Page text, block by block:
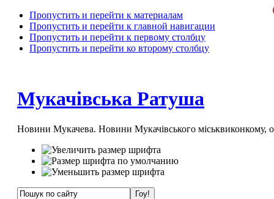
Пропустить и перейти к материалам
Пропустить и перейти к главной навигации
Пропустить и перейти к первому столбцу
Пропустить и перейти ко второму столбцу
Мукачівська Ратуша
Новини Мукачева. Новини Мукачівського міськвиконкому,